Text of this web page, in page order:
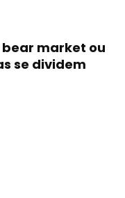
market ou
se dividem